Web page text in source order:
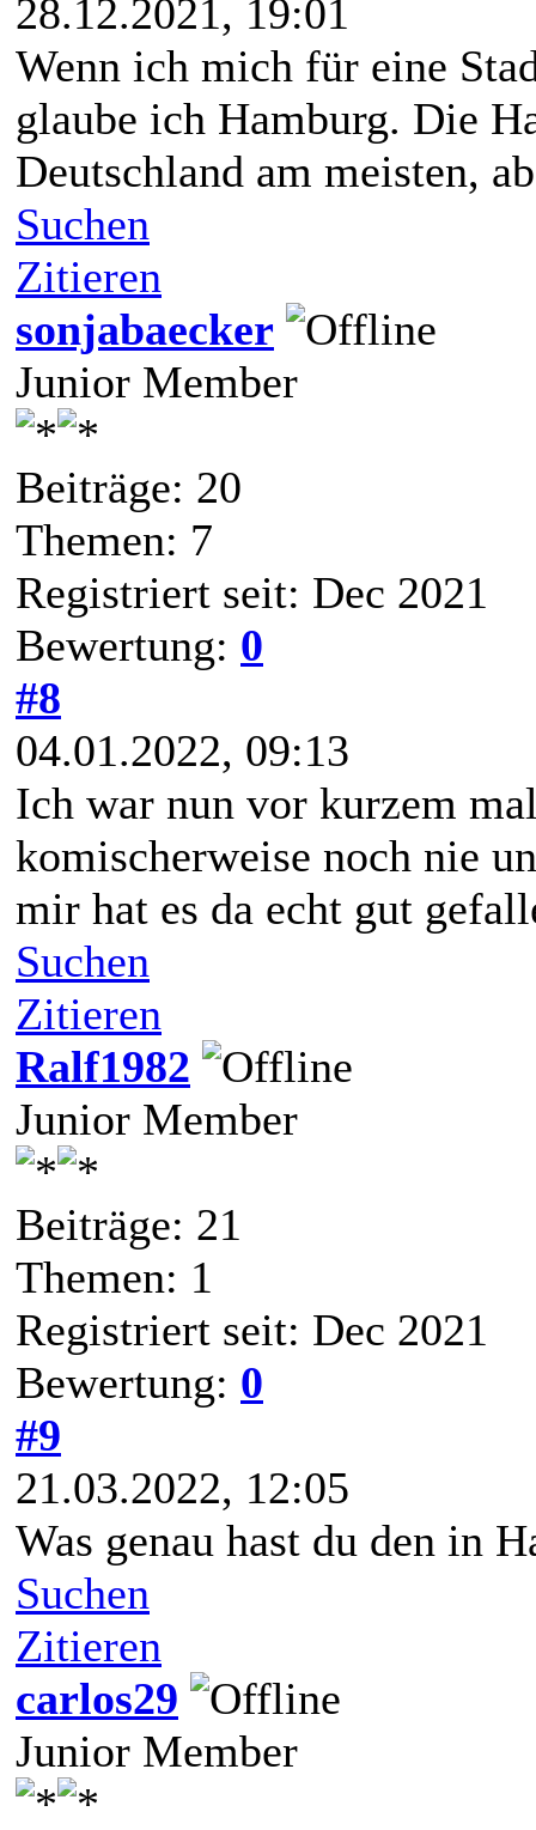
28.12.2021, 19:01
Wenn ich mich für eine
glaube ich Hamburg. Die
Deutschland am meisten,
Suchen
Zitieren
sonjabaecker
Junior Member
Beiträge: 20
Themen: 7
Registriert seit: Dec 2021
Bewertung: 0
#8
04.01.2022, 09:13
Ich war nun vor kurzem
komischerweise noch nie
mir hat es da echt gut
Suchen
Zitieren
Ralf1982
Junior Member
Beiträge: 21
Themen: 1
Registriert seit: Dec 2021
Bewertung: 0
#9
21.03.2022, 12:05
Was genau hast du den in
Suchen
Zitieren
carlos29
Junior Member